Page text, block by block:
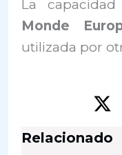
La
Monde
utilizada por
Relacionado